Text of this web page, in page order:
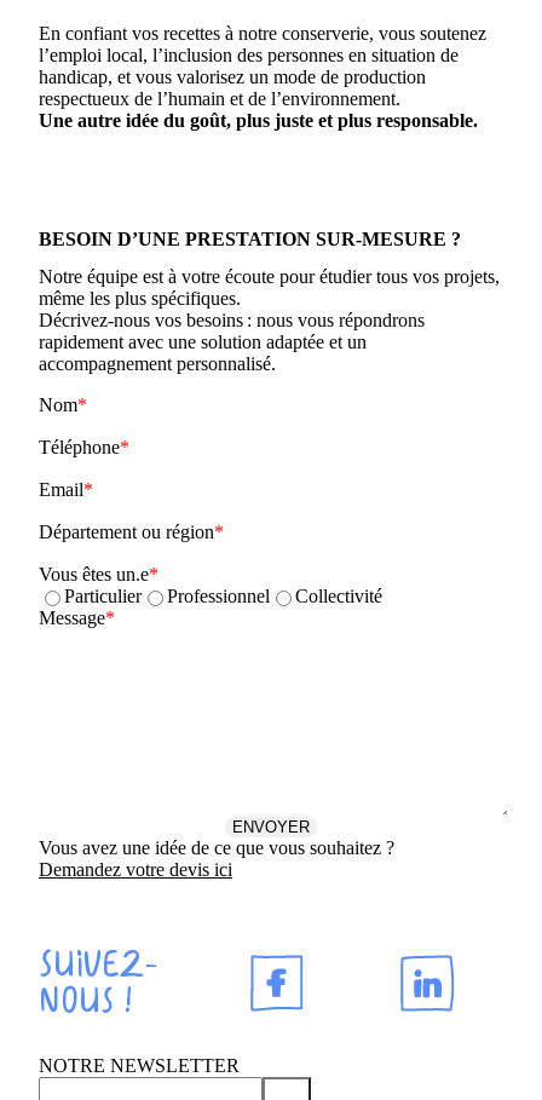
En confiant vos recettes à notre conserverie, vous soutenez
l’emploi local, l’inclusion des personnes en situation de
handicap, et vous valorisez un mode de production
respectueux de l’humain et de l’environnement.
Une autre idée du goût, plus juste et plus responsable.
BESOIN D’UNE PRESTATION SUR-MESURE ?
Notre équipe est à votre écoute pour étudier tous vos projets,
même les plus spécifiques.
Décrivez-nous vos besoins : nous vous répondrons
rapidement avec une solution adaptée et un
accompagnement personnalisé.
Nom
Téléphone
Email
Département ou région
Vous êtes un.e
Particulier
Professionnel
Collectivité
Message
Vous avez une idée de ce que vous souhaitez ?
Demandez votre devis ici
Suivez-
nous !
NOTRE NEWSLETTER